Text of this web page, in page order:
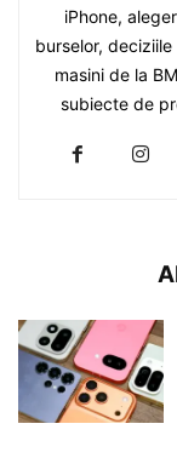
iPhone,
burselor,
masini de la
subiecte de